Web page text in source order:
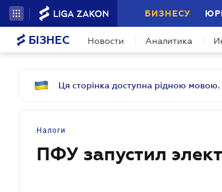
БИЗНЕСУ
БІЗНЕС Новости Аналитика
Ця сторінка доступна рідною мовою.
Налоги
ПФУ запустил